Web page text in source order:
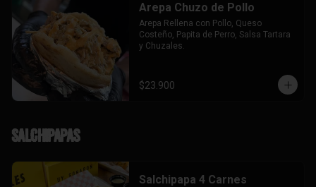
Arepa Chuzo de Pollo
Arepa Rellena con Pollo, Queso
Costeño, Papita de Perro, Salsa Tartara
y Chuzales.
$23.900
Salchipapas
Salchipapa 4 Carnes